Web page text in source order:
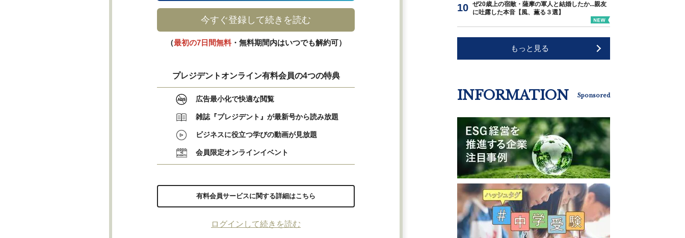
今すぐ登録して続きを読む
（最初の7日間無料・無料期間内はいつでも解約可）
プレジデントオンライン有料会員の4つの特典
広告最小化で快適な閲覧
雑誌『プレジデント』が最新号から読み放題
ビジネスに役立つ学びの動画が見放題
会員限定オンラインイベント
有料会員サービスに関する詳細はこちら
ログインして続きを読む
ぜ20歳上の宿敵・薩摩の軍人と結婚したか...親友
に吐露した本音【風、薫る３選】
もっと見る
INFORMATION Sponsored